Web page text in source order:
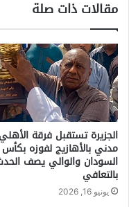
مقالات ذات صلة
الجزيرة تستقبل فرقة الأهلي
مدني بالأهازيج لفوزه بكأس
السودان والوالي يصف
بالتعافي
يونيو 16, 2026